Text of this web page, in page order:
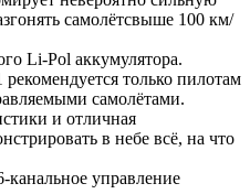
самолётсвыше 100 км/
Li-Pol аккумулятора.
только пилотам
самолётами.
и отличная
в небе всё, на что
канальное управление